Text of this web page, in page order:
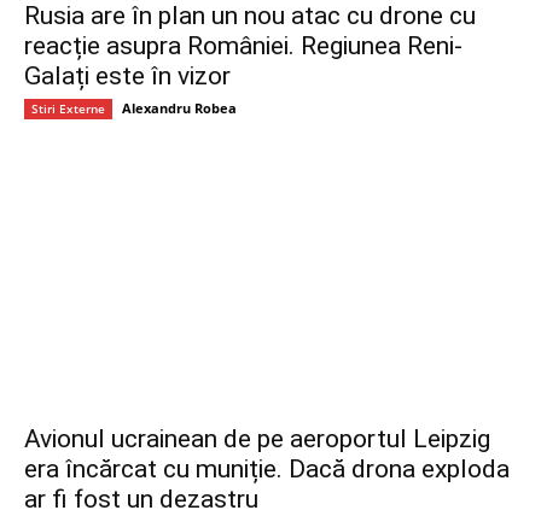
Rusia are în plan un nou atac cu drone cu
reacție asupra României. Regiunea Reni-
Galați este în vizor
Stiri Externe Alexandru Robea
Avionul ucrainean de pe aeroportul Leipzig
era încărcat cu muniție. Dacă drona exploda
ar fi fost un dezastru